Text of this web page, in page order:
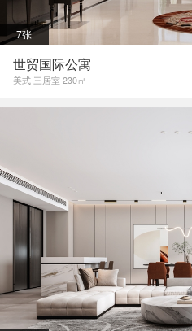
7张
世贸国际公寓
美式 三居室 230㎡